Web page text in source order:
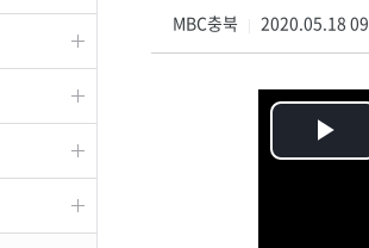
MBC충북 2020.05.18